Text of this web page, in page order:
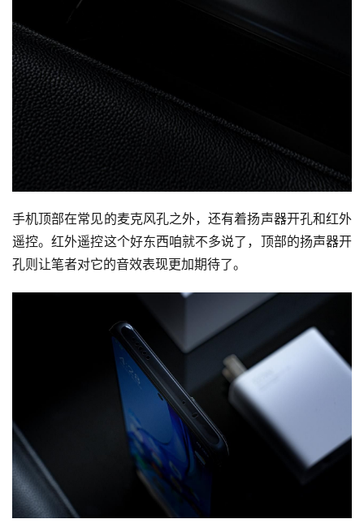
手机顶部在常见的麦克风孔之外，还有着扬声器开孔和红外
遥控。红外遥控这个好东西咱就不多说了，顶部的扬声器开
孔则让笔者对它的音效表现更加期待了。